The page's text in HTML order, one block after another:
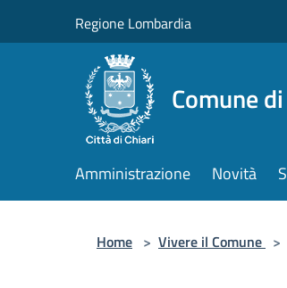
Regione Lombardia
Comune
Amministrazione Novità
Home > Vivere il Comune >